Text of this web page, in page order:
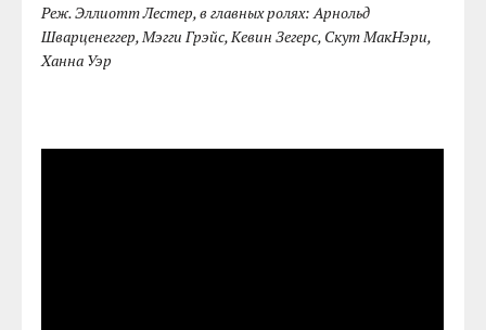
Реж. Эллиотт Лестер, в главных ролях: Арнольд
Шварценеггер, Мэгги Грэйс, Кевин Зегерс, Скут МакНэри,
Ханна Уэр